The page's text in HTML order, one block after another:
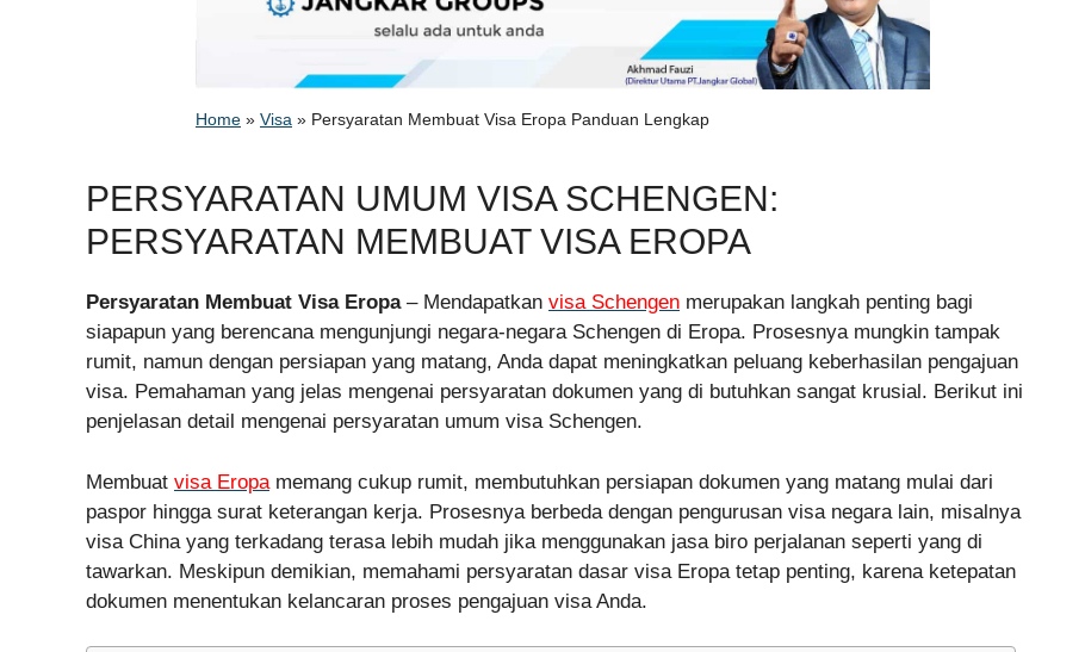
Home » Visa » Persyaratan Membuat Visa Eropa Panduan Lengkap
PERSYARATAN UMUM VISA SCHENGEN:
PERSYARATAN MEMBUAT VISA EROPA
Persyaratan Membuat Visa Eropa– Mendapatkan visa Schengen merupakan langkah penting bagi
siapapun yang berencana mengunjungi negara-negara Schengen di Eropa. Prosesnya mungkin tampak
rumit, namun dengan persiapan yang matang, Anda dapat meningkatkan peluang keberhasilan pengajuan
visa. Pemahaman yang jelas mengenai persyaratan dokumen yang di butuhkan sangat krusial. Berikut ini
penjelasan detail mengenai persyaratan umum visa Schengen.
Membuat visa Eropa memang cukup rumit, membutuhkan persiapan dokumen yang matang mulai dari
paspor hingga surat keterangan kerja. Prosesnya berbeda dengan pengurusan visa negara lain, misalnya
visa China yang terkadang terasa lebih mudah jika menggunakan jasa biro perjalanan seperti yang di
tawarkan. Meskipun demikian, memahami persyaratan dasar visa Eropa tetap penting, karena ketepatan
dokumen menentukan kelancaran proses pengajuan visa Anda.